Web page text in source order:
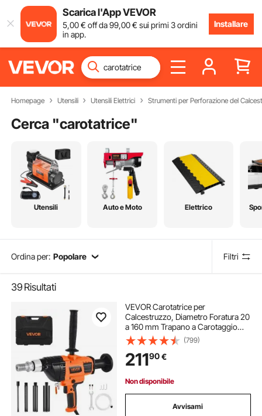
Scarica l'App VEVOR
5,00€ off da99,00€ sui primi 3 ordini
in app.
Installare
Homepage Utensili Utensili Elettrici Strumenti per Perforazione del
Cerca "carotatrice"
Utensili Auto e Moto Elettrico
Ordina per: Popolare Filtri
39 Risultati
VEVOR Carotatrice per
Calcestruzzo, Diametro Foratura 20
a 160 mm Trapano a Carotaggio
Portatile per Calcestruzzo Asciutto
e Bagnato, 4 Punte da Trapano,
Velocità Variabile 0 a 1800 giri/min
2000 W
(799)
21190€
Non disponibile
Avvisami